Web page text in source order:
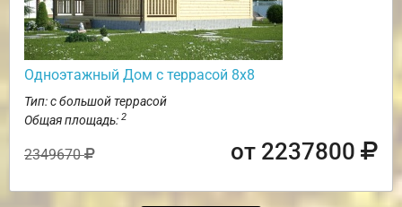
Одноэтажный Дом с террасой 8х8
Тип: с большой террасой
Общая площадь: 2
2349670 от 2237800